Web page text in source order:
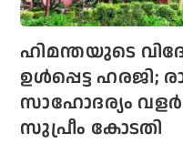
ഹിമന്തയുടെ
ഉള്‍പ്പെട്ട ഹരജി;
സാഹോദര്യം
സുപ്രീം കോടതി